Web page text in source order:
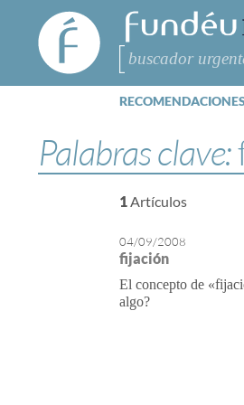
FundéuRAE
- Fundación
del Español
Urgente
Buscar
Palabras clave:
1Artículos
04/09/2008
fijación
El concepto de
algo?